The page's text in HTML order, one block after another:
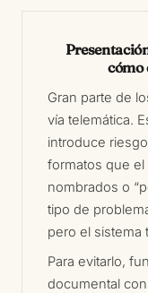
cómo
Gran parte de
vía telemática.
introduce
formatos que el
nombrados o
tipo de
pero el sistema
Para evitarlo,
documental